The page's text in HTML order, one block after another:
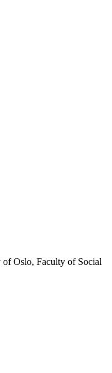
Oslo, Faculty of Social